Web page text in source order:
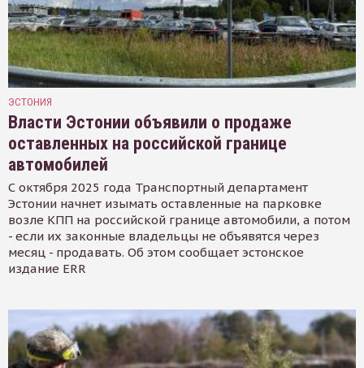
ЭСТОНИЯ
Власти Эстонии объявили о продаже
оставленных на российской границе
автомобилей
С октября 2025 года Транспортный департамент
Эстонии начнет изымать оставленные на парковке
возле КПП на российской границе автомобили, а потом
- если их законные владельцы не объявятся через
месяц - продавать. Об этом сообщает эстонское
издание ERR